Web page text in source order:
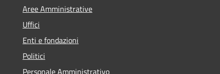
Aree Amministrative
Uffici
Enti e fondazioni
Politici
Personale Amministrativo